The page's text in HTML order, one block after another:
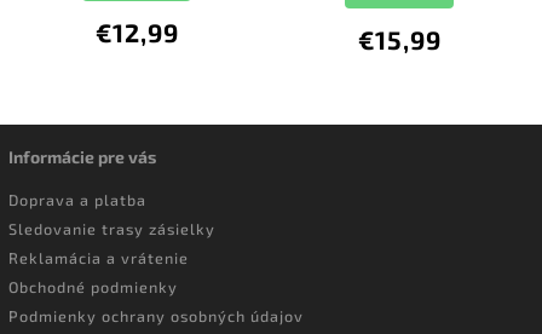
€12,99 €15,99
Informácie pre vás
Doprava a platba
Sledovanie trasy zásielky
Reklamácia a vrátenie
Obchodné podmienky
Podmienky ochrany osobných údajov